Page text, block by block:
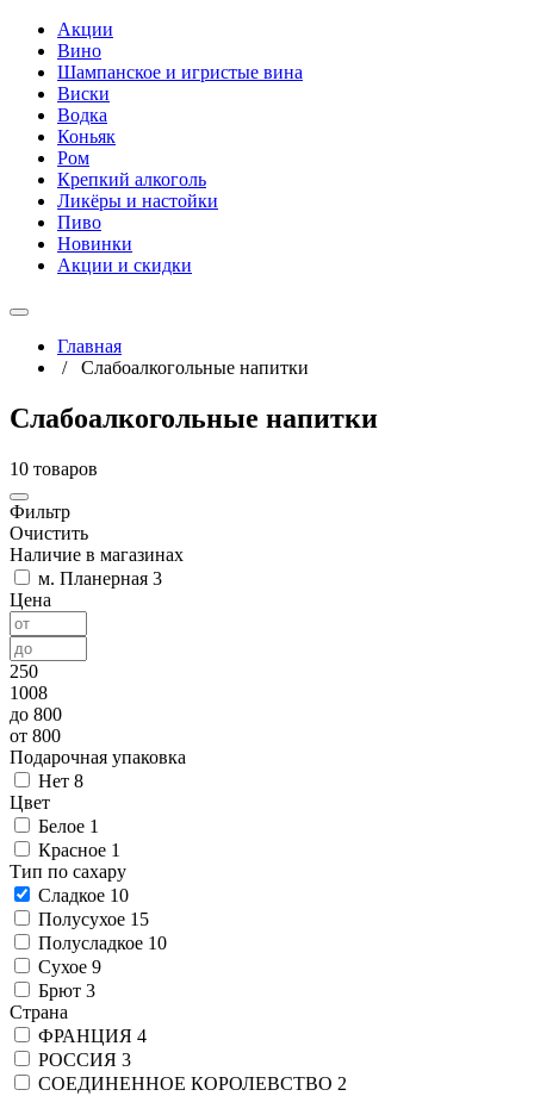
Акции
Вино
Шампанское и игристые вина
Виски
Водка
Коньяк
Ром
Крепкий алкоголь
Ликёры и настойки
Пиво
Новинки
Акции и скидки
Главная
/ Слабоалкогольные напитки
Слабоалкогольные напитки
10 товаров
Фильтр
Очистить
Наличие в магазинах
м. Планерная 3
Цена
250
1008
до 800
от 800
Подарочная упаковка
Нет 8
Цвет
Белое 1
Красное 1
Тип по сахару
Сладкое 10
Полусухое 15
Полусладкое 10
Сухое 9
Брют 3
Страна
ФРАНЦИЯ 4
РОССИЯ 3
СОЕДИНЕННОЕ КОРОЛЕВСТВО 2